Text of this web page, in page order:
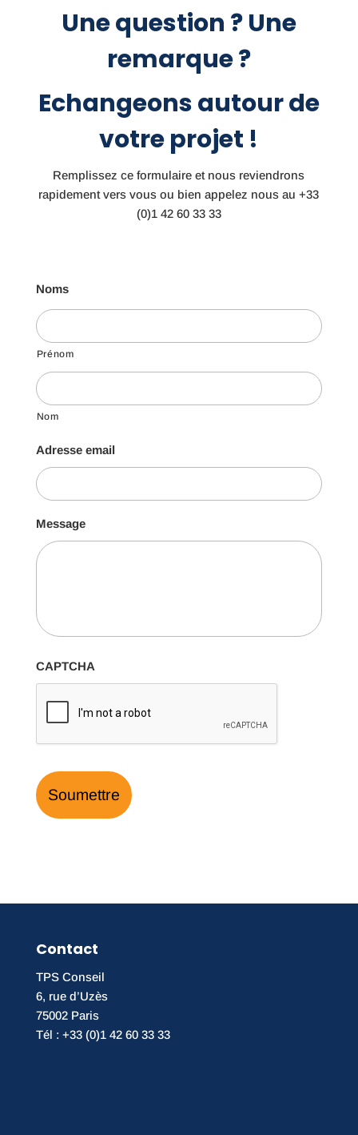
Une question ? Une
remarque ?
Echangeons autour de
votre projet !
Remplissez ce formulaire et nous reviendrons
rapidement vers vous ou bien appelez nous au+33
(0)1 42 60 33 33
Noms
Prénom
Nom
Adresse email
Message
CAPTCHA
Contact
TPS Conseil
6, rue d’Uzès
75002 Paris
Tél : +33 (0)1 42 60 33 33